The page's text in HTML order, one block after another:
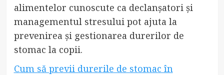
alimentelor cunoscute ca declanșatori și
managementul stresului pot ajuta la
prevenirea și gestionarea durerilor de
stomac la copii.
Cum să previi durerile de stomac în